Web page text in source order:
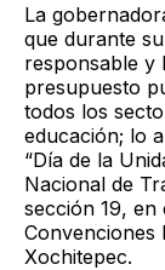
La
que durante
responsable y
presupuesto
todos los
educación; lo
“Día de la
Nacional de
sección 19, en
Convenciones
Xochitepec.